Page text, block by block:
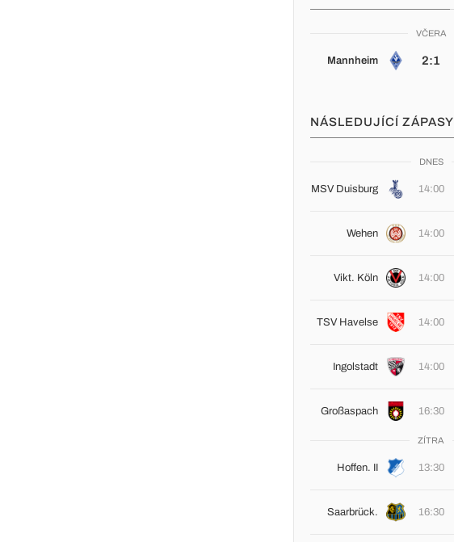
VČERA
Mannheim 2:1
NÁSLEDUJÍCÍ ZÁPASY
DNES
MSV Duisburg 14:00
Wehen 14:00
Vikt. Köln 14:00
TSV Havelse 14:00
Ingolstadt 14:00
Großaspach 16:30
ZÍTRA
Hoffen. II 13:30
Saarbrück. 16:30